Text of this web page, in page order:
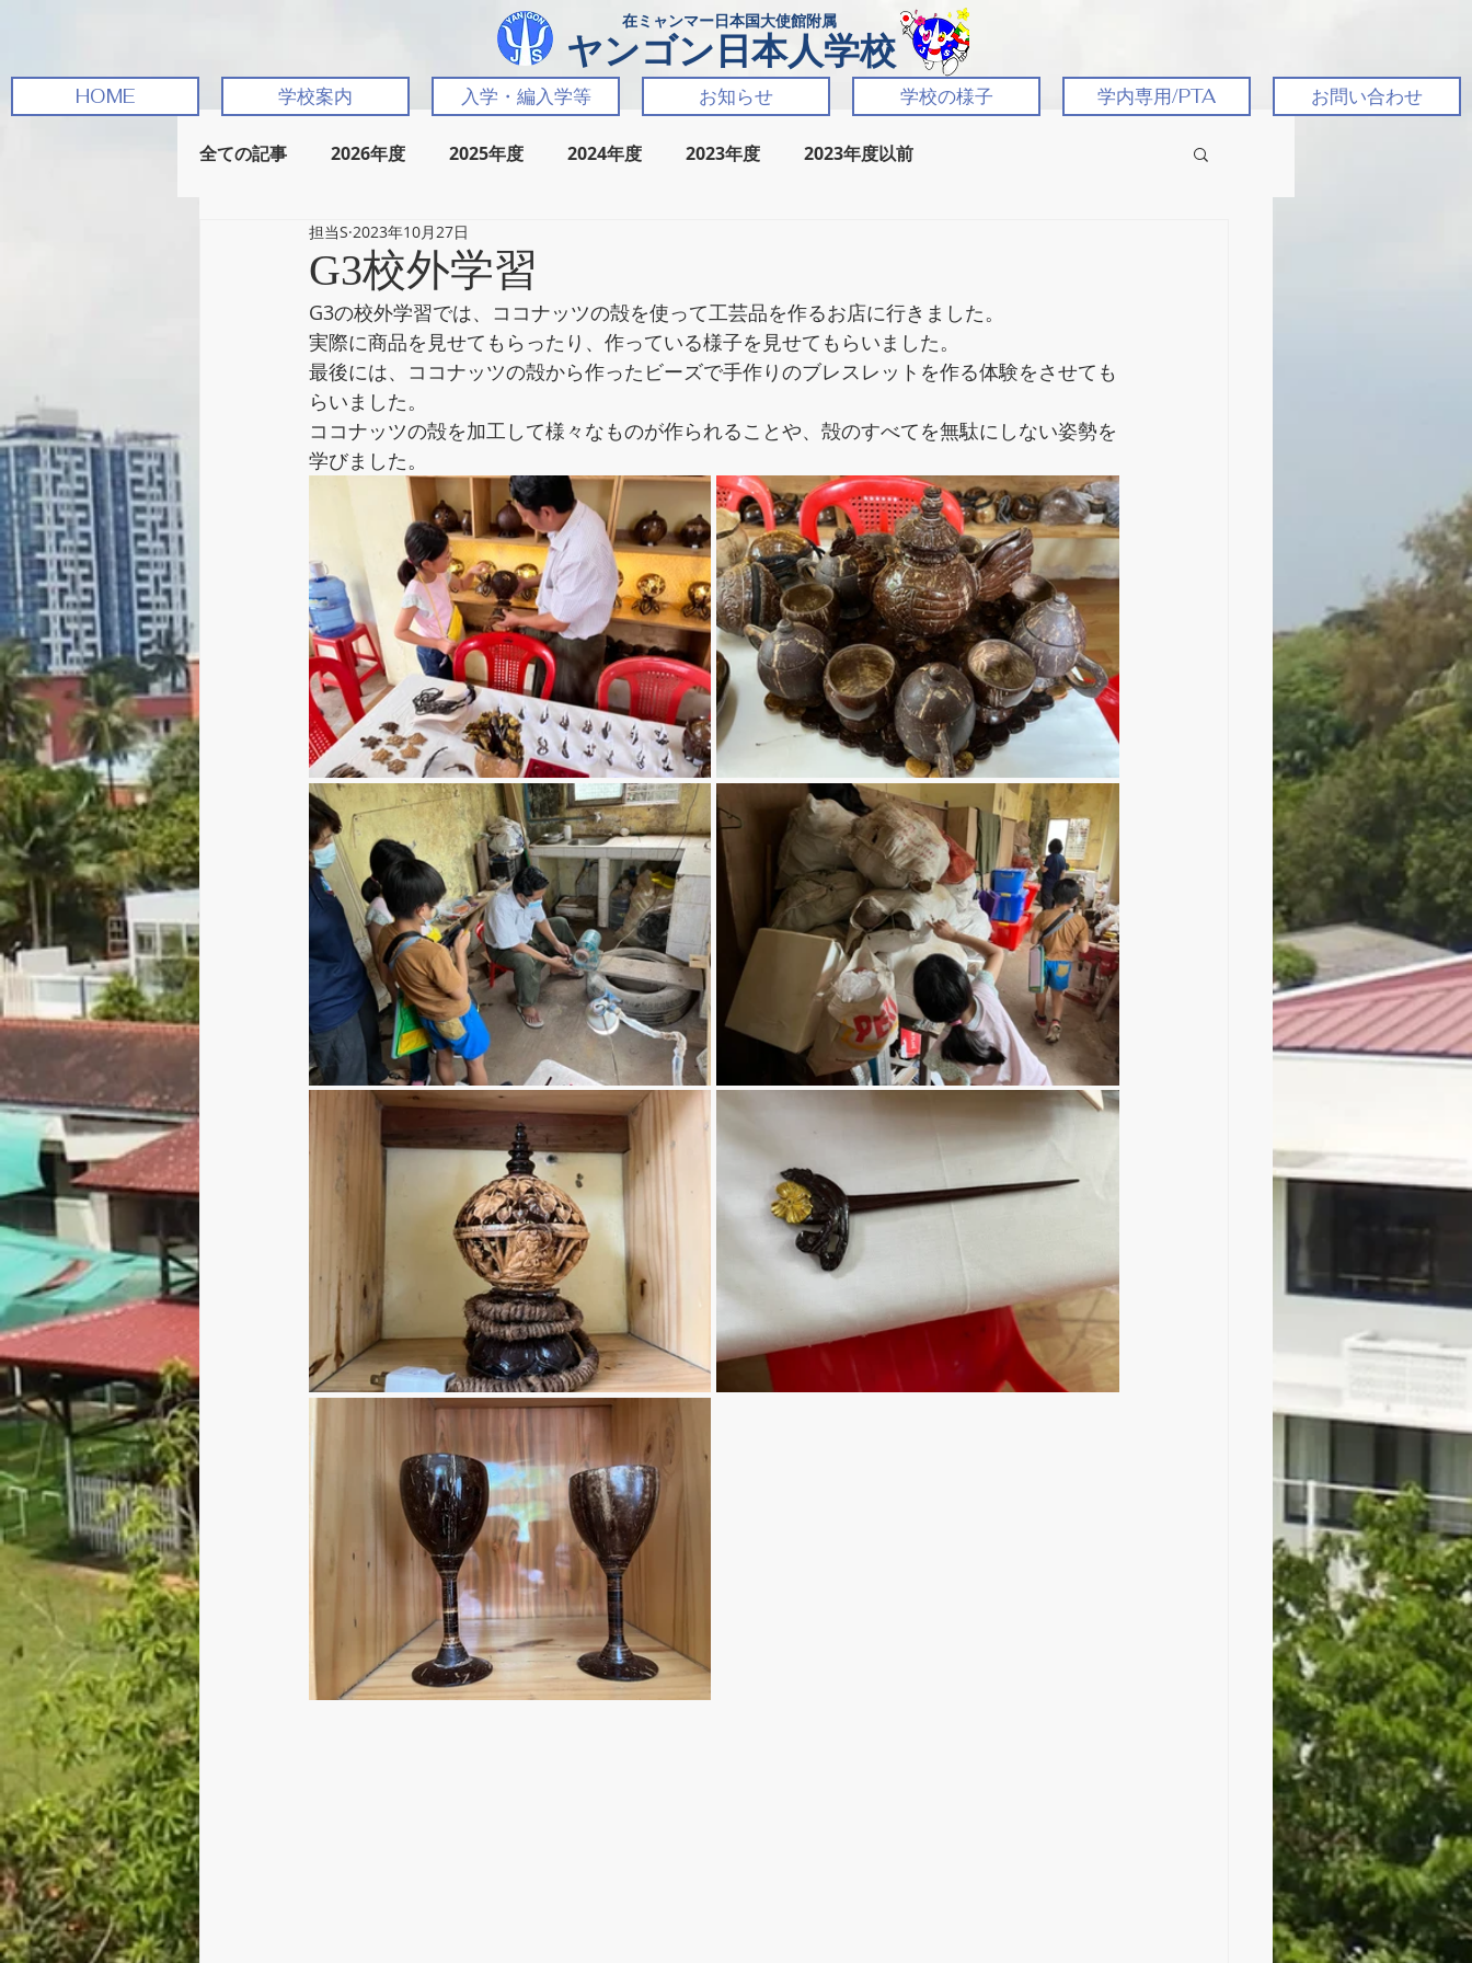
​ヤンゴン日本人学校
​在ミャンマー日本国大使館附属
HOME 学校案内 入学・編入学等 お知らせ 学校の様子 学内専用/PTA お問い合わせ
全ての記事 2026年度 2025年度 2024年度 2023年度 2023年度以前
G3校外学習
担当S 2023年10月27日
G3の校外学習では、ココナッツの殻を使って工芸品を作るお店に行きました。
実際に商品を見せてもらったり、作っている様子を見せてもらいました。
最後には、ココナッツの殻から作ったビーズで手作りのブレスレットを作る体験をさせても
らいました。
ココナッツの殻を加工して様々なものが作られることや、殻のすべてを無駄にしない姿勢を
学びました。